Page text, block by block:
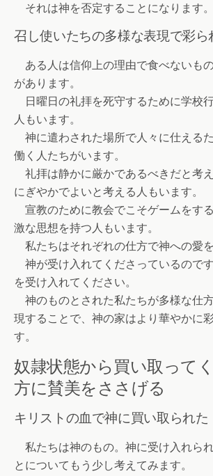
それは神を否定することになります。
召し使いたちの多様な表現で彩ら
ある人は信仰上の理由で食べないも
があります。
日曜日の礼拝を死守するために学校
人もいます。
神に遣わされた場所で人々に仕える
働く人たちがいます。
礼拝は静かに厳かであるべきだと考え
にぎやかでよいと考える人もいます。
宣教のために教会でこそゲームをす
激な思想を持つ人もいます。
私たちはそれぞれの仕方で神への愛を
神が受け入れてくださっているので
を受け入れてください。
神のものとされた私たちが多様な仕
現することで、神の家はより華やかに
す。
奴隷状態から買い取って
方に賛美をささげる
キリストの血で神に買い取られた
私たちは神のもの。神に受け入れら
とについてもう少し考えてみます。